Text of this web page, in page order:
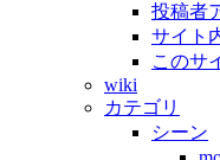
投稿者
サイト
このサ
wiki
カテゴリ
シーン